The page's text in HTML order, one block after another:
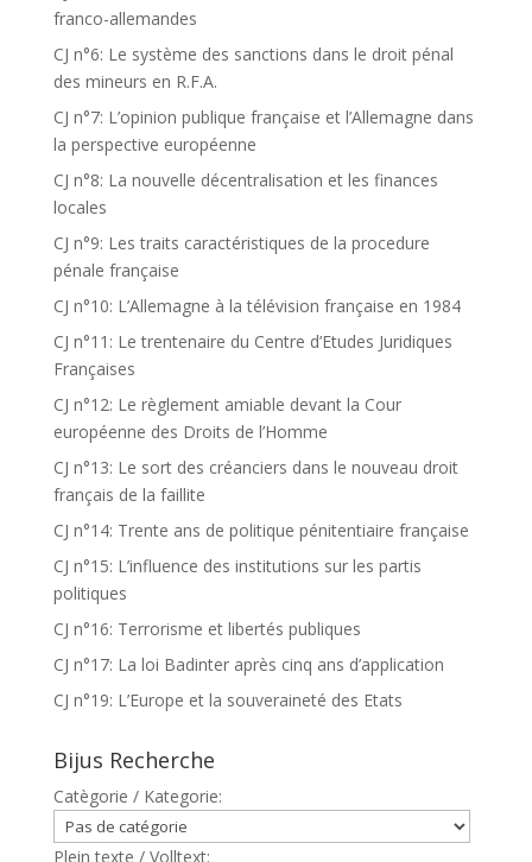
franco-allemandes
CJ n°6: Le système des sanctions dans le droit pénal
des mineurs en R.F.A.
CJ n°7: L’opinion publique française et l’Allemagne dans
la perspective européenne
CJ n°8: La nouvelle décentralisation et les finances
locales
CJ n°9: Les traits caractéristiques de la procedure
pénale française
CJ n°10: L’Allemagne à la télévision française en 1984
CJ n°11: Le trentenaire du Centre d’Etudes Juridiques
Françaises
CJ n°12: Le règlement amiable devant la Cour
européenne des Droits de l’Homme
CJ n°13: Le sort des créanciers dans le nouveau droit
français de la faillite
CJ n°14: Trente ans de politique pénitentiaire française
CJ n°15: L’influence des institutions sur les partis
politiques
CJ n°16: Terrorisme et libertés publiques
CJ n°17: La loi Badinter après cinq ans d’application
CJ n°19: L’Europe et la souveraineté des Etats
Bijus Recherche
Catègorie / Kategorie:
Plein texte / Volltext: